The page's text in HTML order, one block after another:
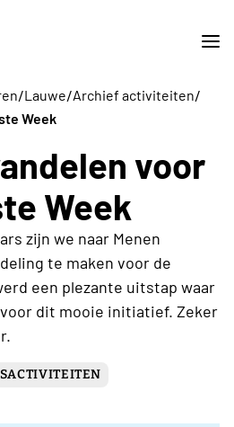
/Lauwe/Archief activiteiten/
Week
voor
Week
zijn we naar Menen
te maken voor de
een plezante uitstap waar
dit mooie initiatief. Zeker